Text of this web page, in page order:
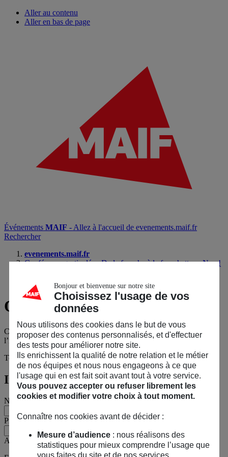
Aller au contenu
Aller en bas de page
Événements MAIF - Allez à l'accueil de evenements.maif.fr
Rechercher
evenements.maif.fr
Conférence gesticulée : De la fourche à la fourchette… Non !
Questions sur l’événement ?
Questionssur l’événement ?
Conférence gesticulée : De la fourche à la fourchette… Non !
l’inverse
Tous les champs sont obligatoires, sauf mention contraire.
Informations personnelles
Nom
Prénom
Adresse e-mail
Bonjour et bienvenue sur notre site
Choisissez l'usage de vos
données
Nous utilisons des cookies dans le but de vous
proposer des contenus personnalisés, et d'effectuer
des tests pour améliorer notre site.
Ils enrichissent la qualité de notre relation et le métier
de nos équipes et nous nous engageons à ce que
l'usage qui en est fait soit avant tout à votre service.
Vous pouvez accepter ou refuser librement les
cookies et modifier votre choix à tout moment.
Connaître nos cookies avant de décider :
Mesure d’audience: nous réalisons des
statistiques pour mieux comprendre l’usage que
vous faites du site et de nos services